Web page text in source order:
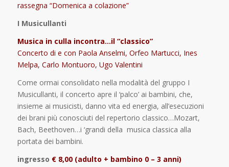
rassegna “Domenica a colazione”
I Musicullanti
Musica in culla incontra…il “classico”
Concerto di e con Paola Anselmi, Orfeo Martucci, Ines
Melpa, Carlo Montuoro, Ugo Valentini
Come ormai consolidato nella modalità del gruppo I
Musicullanti, il concerto apre il ‘palco’ ai bambini, che,
insieme ai musicisti, danno vita ed energia, all’esecuzioni
dei brani più conosciuti del repertorio classico…Mozart,
Bach, Beethoven…i ‘grandi della musica classica alla
portata dei bambini.
ingresso € 8,00 (adulto + bambino 0 – 3 anni)